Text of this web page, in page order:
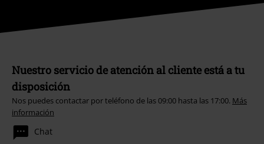
Nuestro servicio de atención al cliente está a tu
disposición
Nos puedes contactar por teléfono de las 09:00 hasta las 17:00. Más
información
Chat